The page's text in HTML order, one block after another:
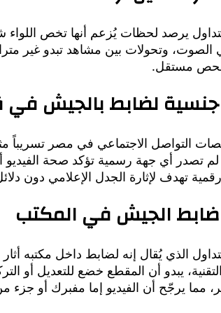
يرصد لحظات يُزعم أنها تخص
الصوت، وتحولات بين مشاهد تبدو غير
مستقل.
لضابط بالجيش
التواصل الاجتماعي في مصر
لم تصدر أي جهة رسمية تؤكد صحة الفيديو
تهدف لإثارة الجدل الإعلامي دون
ضابط الجيش في المكتب
الذي يُقال إنه لضابط داخل
يبدو أن المقطع خضع للتعديل
مما يرجّح أن الفيديو إما مفبرك أو